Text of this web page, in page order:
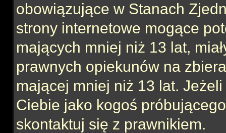
obowiązujące w Stanach
strony internetowe mogące
mających mniej niż 13 lat,
prawnych opiekunów na
mającej mniej niż 13 lat.
Ciebie jako kogoś
skontaktuj się z prawnikiem.